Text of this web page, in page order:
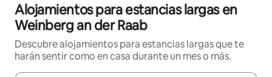
Alojamientos para estancias largas en
Weinberg an der Raab
Descubre alojamientos para estancias largas que te
harán sentir como en casa durante un mes o más.